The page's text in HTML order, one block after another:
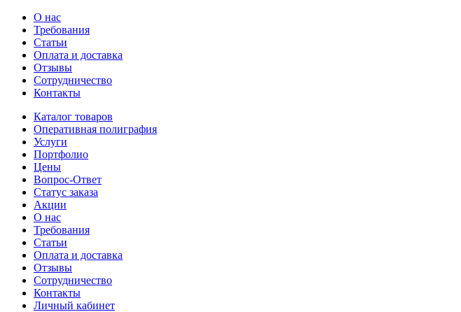
О нас
Требования
Статьи
Оплата и доставка
Отзывы
Сотрудничество
Контакты
Каталог товаров
Оперативная полиграфия
Услуги
Портфолио
Цены
Вопрос-Ответ
Статус заказа
Акции
О нас
Требования
Статьи
Оплата и доставка
Отзывы
Сотрудничество
Контакты
Личный кабинет